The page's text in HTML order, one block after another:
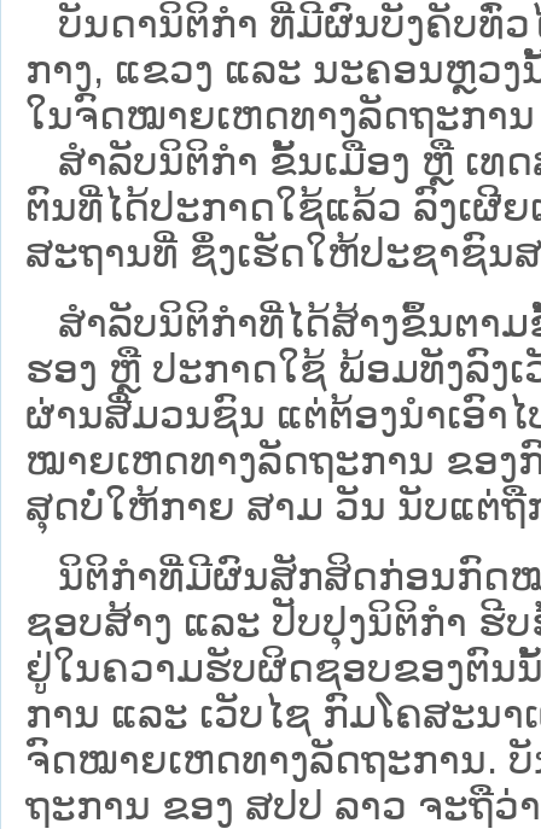
ບັນດານິຕິກໍາ ທີ່ມີຜົນບັງຄັບທົ່
ກາງ, ແຂວງ ແລະ ນະຄອນຫຼວ
ໃນຈົດໝາຍເຫດທາງລັດຖະການ
ສຳລັບນິ​ຕິ​ກຳ ຂັ້ນເມືອງ ຫຼື ເທ
ຕົນທີ່ໄດ້ປະກາດໃຊ້ແລ້ວ ລົງ​ເຜີ
ສະຖານທີ່ ຊຶ່ງເຮັດໃຫ້ປະຊາຊົນສ
ສໍາລັບນິຕິກໍາທີ່ໄດ້ສ້າງຂຶ້ນຕາ
ຮອງ ຫຼື ປະກາດໃຊ້ ພ້ອມທັງລົງ
ຜ່ານສື່ມວນຊົນ ແຕ່ຕ້ອງນໍາເອົາ
ໝາຍ​ເຫດ​ທາງ​ລັດ​ຖະ​ການ​ ຂອ
ສຸດບໍ່ໃຫ້ກາຍ ສາມ ວັນ ນັບແຕ່ຖື
ນິ​ຕິ​ກຳ​ທີ່​ມີ​ຜົນ​ສັກ​ສິດ​ກ່ອນ​ກົດ​ໝ
ຊອບ​ສ້າງ ແລະ ປັບ​ປຸງນິ​ຕິ​ກຳ ຮີ
ຢູ່ໃນຄວາມຮັບຜິດຊອບຂອງຕົນ
ການ ແລະ ເວັບໄຊ​ ກົມໂຄສະນ
ຈົດໝາຍເຫດທາງລັດຖະການ.
ຖະ​ການ ຂອງ ສປ​ປ ລາວ ​ຈະຖື​